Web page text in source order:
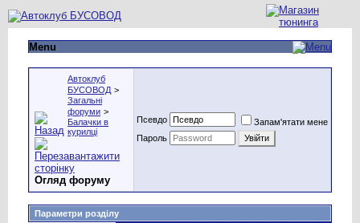
Menu
Автоклуб
БУСОВОД >
Загальні
форуми >
Балачки в
курилці
Огляд форуму
Псевдо
Запам'ятати мене
Пароль
Параметри розділу